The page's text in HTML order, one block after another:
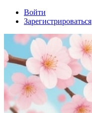
Войти
Зарегистрироваться